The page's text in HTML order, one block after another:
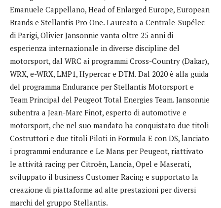
Emanuele Cappellano, Head of Enlarged Europe, European
Brands e Stellantis Pro One. Laureato a Centrale-Supélec
di Parigi, Olivier Jansonnie vanta oltre 25 anni di
esperienza internazionale in diverse discipline del
motorsport, dal WRC ai programmi Cross-Country (Dakar),
WRX, e-WRX, LMP1, Hypercar e DTM. Dal 2020 è alla guida
del programma Endurance per Stellantis Motorsport e
Team Principal del Peugeot Total Energies Team. Jansonnie
subentra a Jean-Marc Finot, esperto di automotive e
motorsport, che nel suo mandato ha conquistato due titoli
Costruttori e due titoli Piloti in Formula E con DS, lanciato
i programmi endurance e Le Mans per Peugeot, riattivato
le attività racing per Citroën, Lancia, Opel e Maserati,
sviluppato il business Customer Racing e supportato la
creazione di piattaforme ad alte prestazioni per diversi
marchi del gruppo Stellantis.